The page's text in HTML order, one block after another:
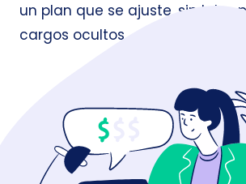
un plan que se ajuste, sin letra
cargos ocultos.